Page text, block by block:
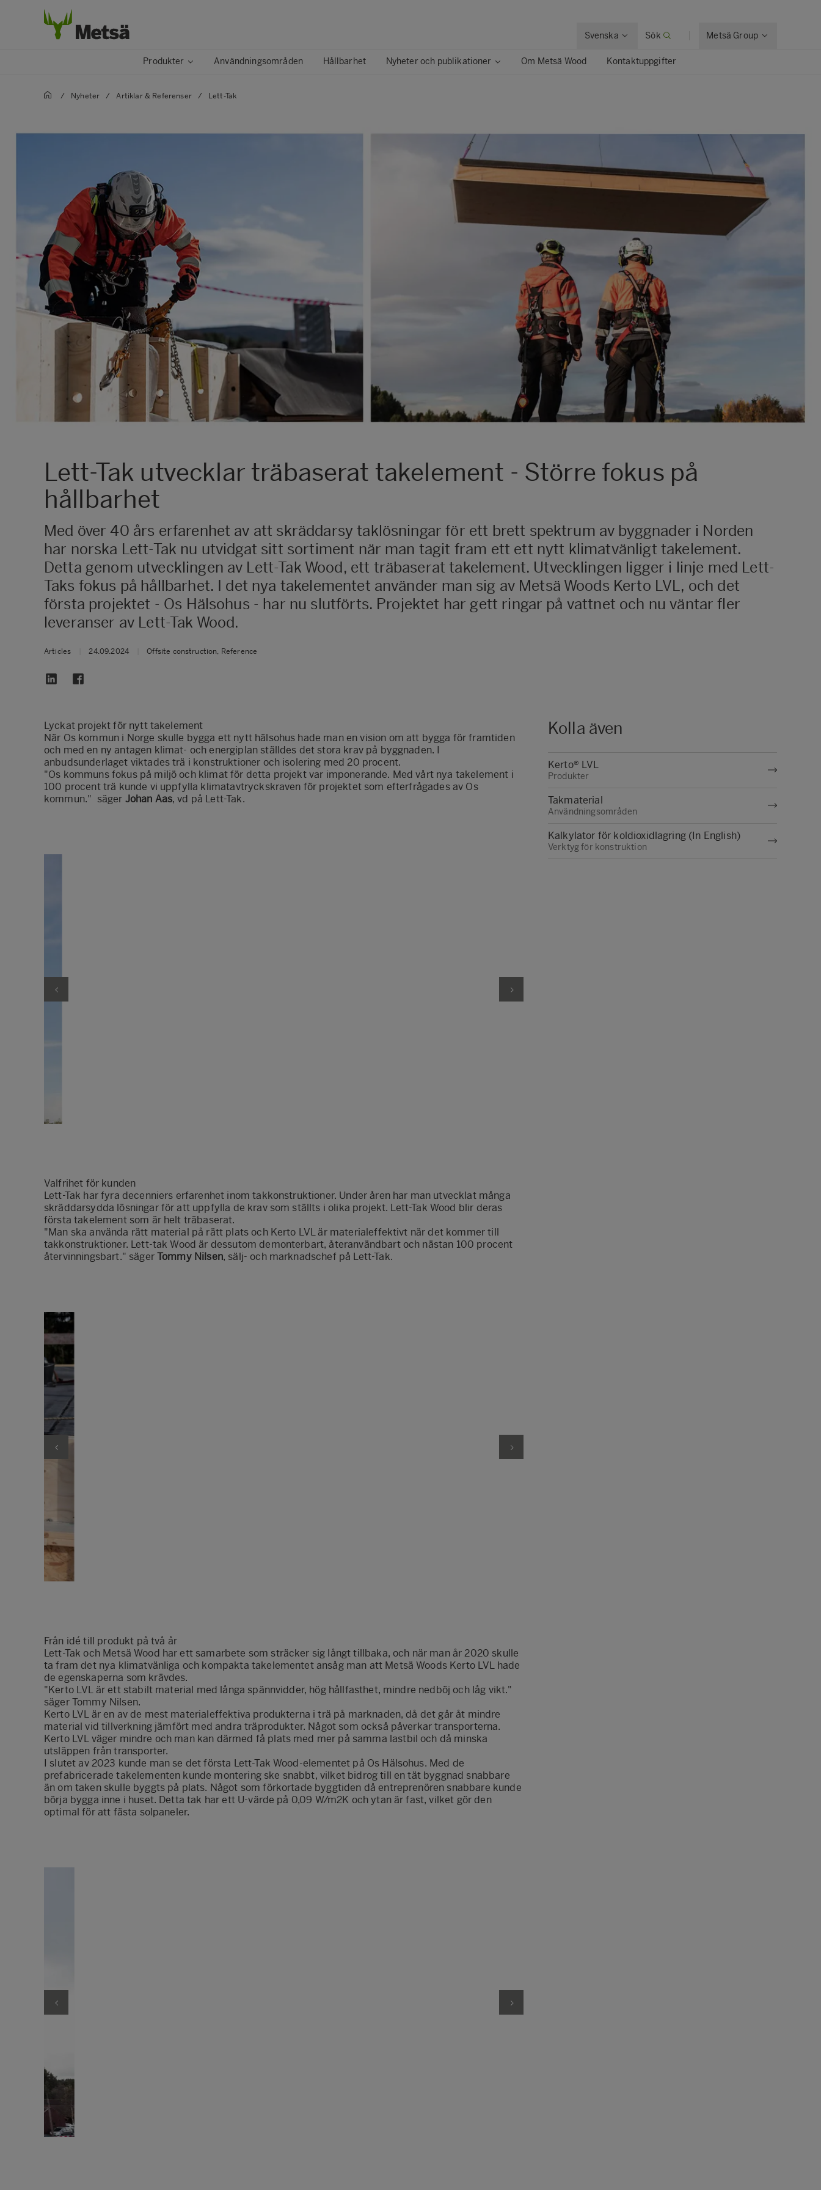
Svenska Sök Metsä Group
Produkter Användningsområden Hållbarhet Nyheter och publikationer Om Metsä Wood Kontaktuppgifter
/ Nyheter / Artiklar & Referenser / Lett-Tak
Lett-Tak utvecklar träbaserat takelement - Större fokus på
hållbarhet
Med över 40 års erfarenhet av att skräddarsy taklösningar för ett brett spektrum av byggnader i Norden
har norska Lett-Tak nu utvidgat sitt sortiment när man tagit fram ett ett nytt klimatvänligt takelement.
Detta genom utvecklingen av Lett-Tak Wood, ett träbaserat takelement. Utvecklingen ligger i linje med Lett-
Taks fokus på hållbarhet. I det nya takelementet använder man sig av Metsä Woods Kerto LVL, och det
första projektet - Os Hälsohus - har nu slutförts. Projektet har gett ringar på vattnet och nu väntar fler
leveranser av Lett-Tak Wood.
Articles 24.09.2024 Offsite construction, Reference
Lyckat projekt för nytt takelement
När Os kommun i Norge skulle bygga ett nytt hälsohus hade man en vision om att bygga för framtiden
och med en ny antagen klimat- och energiplan ställdes det stora krav på byggnaden. I
anbudsunderlaget viktades trä i konstruktioner och isolering med 20 procent.
"Os kommuns fokus på miljö och klimat för detta projekt var imponerande. Med vårt nya takelement i
100 procent trä kunde vi uppfylla klimatavtryckskraven för projektet som efterfrågades av Os
kommun." säger Johan Aas, vd på Lett-Tak.
Valfrihet för kunden
Lett-Tak har fyra decenniers erfarenhet inom takkonstruktioner. Under åren har man utvecklat många
skräddarsydda lösningar för att uppfylla de krav som ställts i olika projekt. Lett-Tak Wood blir deras
första takelement som är helt träbaserat.
"Man ska använda rätt material på rätt plats och Kerto LVL är materialeffektivt när det kommer till
takkonstruktioner. Lett-tak Wood är dessutom demonterbart, återanvändbart och nästan 100 procent
återvinningsbart." sägerTommy Nilsen, sälj- och marknadschef på Lett-Tak.
Från idé till produkt på två år
Lett-Tak och Metsä Wood har ett samarbete som sträcker sig långt tillbaka, och när man år 2020 skulle
ta fram det nya klimatvänliga och kompakta takelementet ansåg man att Metsä Woods Kerto LVL hade
de egenskaperna som krävdes.
"Kerto LVL är ett stabilt material med långa spännvidder, hög hållfasthet, mindre nedböj och låg vikt."
säger Tommy Nilsen.
Kerto LVL är en av de mest materialeffektiva produkterna i trä på marknaden, då det går åt mindre
material vid tillverkning jämfört med andra träprodukter. Något som också påverkar transporterna.
Kerto LVL väger mindre och man kan därmed få plats med mer på samma lastbil och då minska
utsläppen från transporter.
I slutet av 2023 kunde man se det första Lett-Tak Wood-elementet på Os Hälsohus. Med de
prefabricerade takelementen kunde montering ske snabbt, vilket bidrog till en tät byggnad snabbare
än om taken skulle byggts på plats. Något som förkortade byggtiden då entreprenören snabbare kunde
börja bygga inne i huset. Detta tak har ett U-värde på 0,09 W/m2K och ytan är fast, vilket gör den
optimal för att fästa solpaneler.
Kolla även
Kerto® LVL
Produkter
Takmaterial
Användningsområden
Kalkylator för koldioxidlagring (In English)
Verktyg för konstruktion